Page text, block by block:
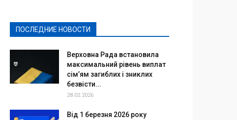
ПОСЛЕДНИЕ НОВОСТИ
Верховна Рада встановила
максимальний рівень виплат
сім’ям загиблих і зниклих
безвісти...
28.02.2026
Від 1 березня 2026 року